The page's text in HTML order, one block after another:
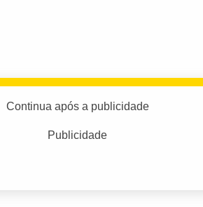
Continua após a publicidade
Publicidade